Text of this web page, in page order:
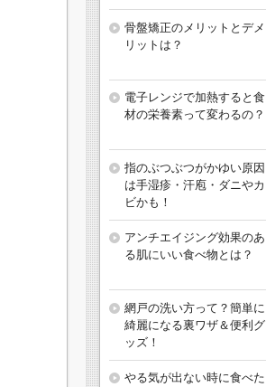
骨盤矯正のメリットとデメ
リットは？
電子レンジで加熱すると食
材の栄養素って変わるの？
指のぶつぶつがかゆい原因
は手湿疹・汗庖・ダニやカ
ビかも！
アンチエイジング効果のあ
る肌にいい食べ物とは？
網戸の洗い方って？簡単に
綺麗になる裏ワザ＆便利グ
ッズ！
やる気が出ない時に食べた